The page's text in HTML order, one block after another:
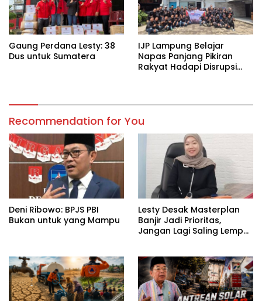
Gaung Perdana Lesty: 38
Dus untuk Sumatera
IJP Lampung Belajar
Napas Panjang Pikiran
Rakyat Hadapi Disrupsi
Recommendation for You
Deni Ribowo: BPJS PBI
Bukan untuk yang Mampu
Lesty Desak Masterplan
Banjir Jadi Prioritas,
Jangan Lagi Saling Lempar